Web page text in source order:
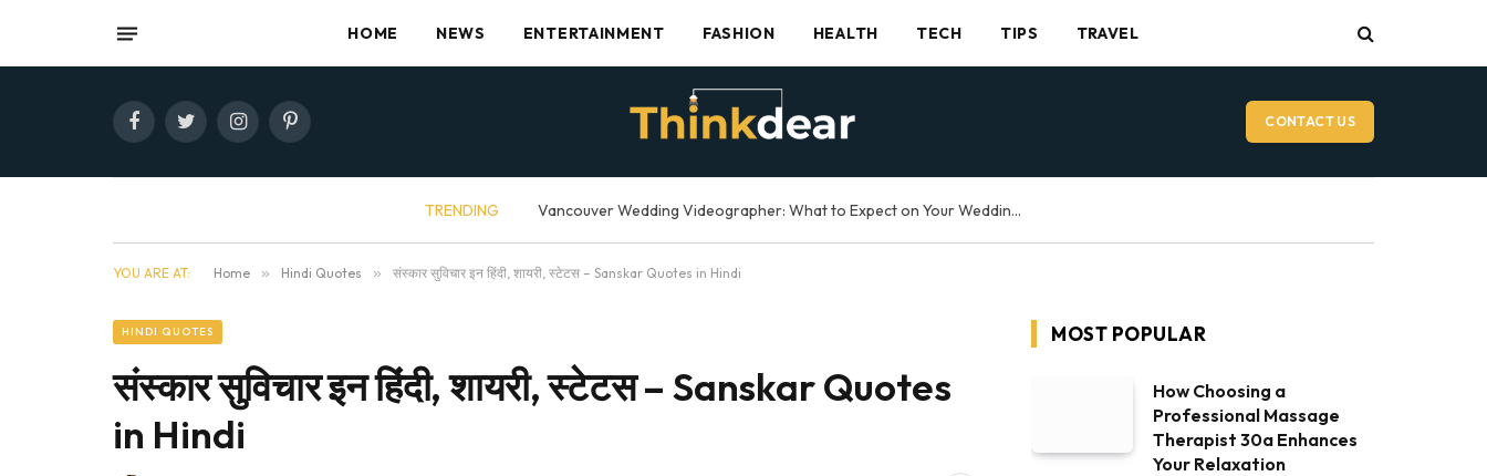
HOME NEWS ENTERTAINMENT FASHION HEALTH TECH TIPS TRAVEL
FacebookTwitterInstagramPinterest CONTACT US
TRENDING Vancouver Wedding Videographer: What to Expect on Your Wedding Day
YOU ARE AT: Home » Hindi Quotes » संस्कार सुविचार इन हिंदी, शायरी, स्टेटस – Sanskar Quotes in Hindi
HINDI QUOTES
संस्कार सुविचार इन हिंदी, शायरी, स्टेटस – Sanskar Quotes
in Hindi
MOST POPULAR
How Choosing a
Professional Massage
Therapist 30a Enhances
Your Relaxation